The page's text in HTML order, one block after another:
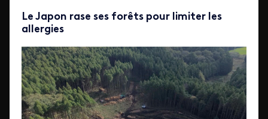
Le Japon rase ses forêts pour limiter les
allergies